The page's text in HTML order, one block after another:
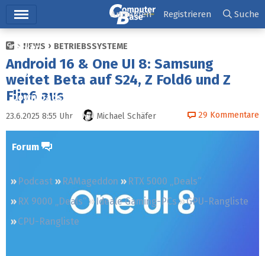
Ticker
Tests
Downloads
Preisvergleich
Forum
Podcast RAMageddon
RTX 5000 „Deals“
RX 9000 „Deals“
Ideale Gaming-PCs
GPU-Rangliste
CPU-Rangliste
Anmelden Registrieren Suche
NEWS BETRIEBSSYSTEME
Android 16 & One UI 8: Samsung
weitet Beta auf S24, Z Fold6 und Z
Flip6 aus
23.6.2025 8:55 Uhr Michael Schäfer 29 Kommentare